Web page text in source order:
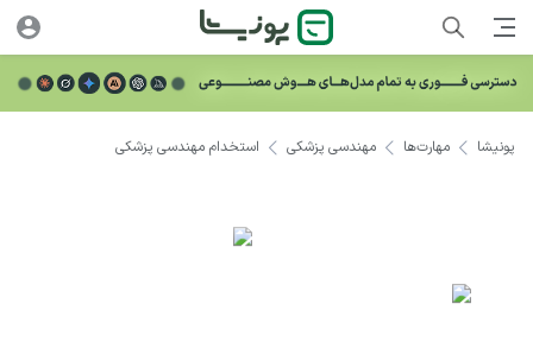
پونیشا مهارت‌ها مهندسی پزشکی استخدام مهندسی پزشکی